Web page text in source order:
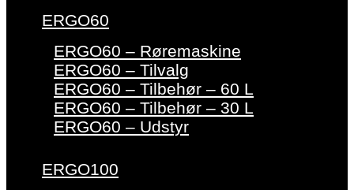
ERGO60
ERGO60 – Røremaskine
ERGO60 – Tilvalg
ERGO60 – Tilbehør – 60 L
ERGO60 – Tilbehør – 30 L
ERGO60 – Udstyr
ERGO100